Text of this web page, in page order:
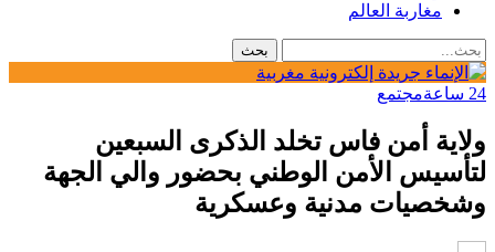
مغاربة العالم
24 ساعة مجتمع
ولاية أمن فاس تخلد الذكرى السبعين
لتأسيس الأمن الوطني بحضور والي الجهة
وشخصيات مدنية وعسكرية